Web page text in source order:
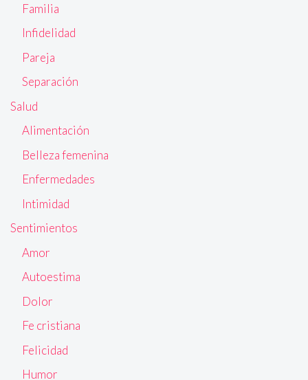
Familia
Infidelidad
Pareja
Separación
Salud
Alimentación
Belleza femenina
Enfermedades
Intimidad
Sentimientos
Amor
Autoestima
Dolor
Fe cristiana
Felicidad
Humor